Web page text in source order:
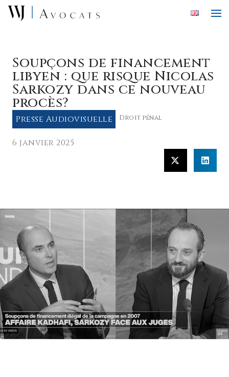
Skip to main content
Soupçons de financement
libyen : que risque Nicolas
Sarkozy dans ce nouveau
procès?
Presse Audiovisuelle Droit pénal
6 janvier 2025